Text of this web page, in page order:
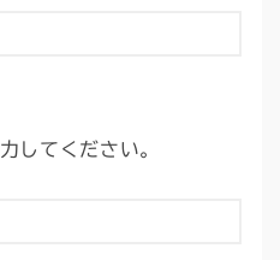
してください。